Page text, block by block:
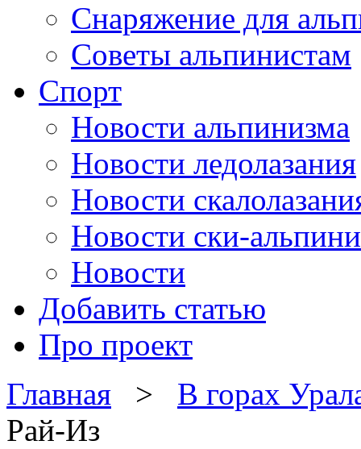
Снаряжение для
Советы альпинистам
Спорт
Новости альпинизма
Новости ледолазания
Новости
Новости ски-
Новости
Добавить статью
Про проект
Главная > В горах
Рай-Из